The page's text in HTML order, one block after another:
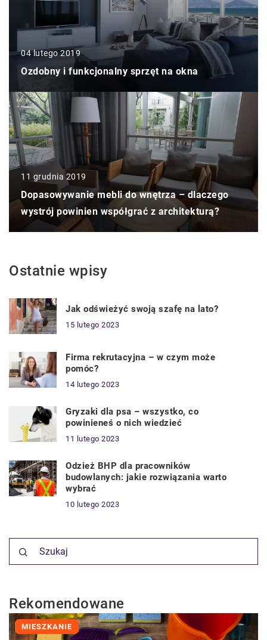
04 lutego 2019
Ozdobny i funkcjonalny sprzęt na okna
11 grudnia 2019
Dopasowywanie mebli do wnętrza – dlaczego
wystrój powinien współgrać z architekturą?
Ostatnie wpisy
Jak odświeżyć swoją szafę na lato?
15 lutego 2023
Firma rekrutacyjna – w czym może
pomóc?
14 lutego 2023
Gryzaki dla psa – wszystko, co
powinieneś o nich wiedzieć
11 lutego 2023
Odzież BHP dla pracowników
budowlanych: jakie rozwiązania warto
wybrać
10 lutego 2023
Rekomendowane
MIESZKANIE